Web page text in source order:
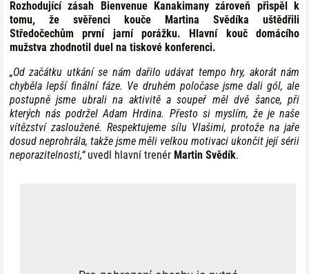
Rozhodující zásah Bienvenue Kanakimany zároveň přispěl k
tomu, že svěřenci kouče Martina Svědíka uštědřili
Středočechům první jarní porážku. Hlavní kouč domácího
mužstva zhodnotil duel na tiskové konferenci.
„Od začátku utkání se nám dařilo udávat tempo hry, akorát nám
chyběla lepší finální fáze. Ve druhém poločase jsme dali gól, ale
postupně jsme ubrali na aktivitě a soupeř měl dvě šance, při
kterých nás podržel Adam Hrdina. Přesto si myslím, že je naše
vítězství zasloužené. Respektujeme sílu Vlašimi, protože na jaře
dosud neprohrála, takže jsme měli velkou motivaci ukončit její sérii
neporazitelnosti,“uvedl hlavní trenér Martin Svědík.